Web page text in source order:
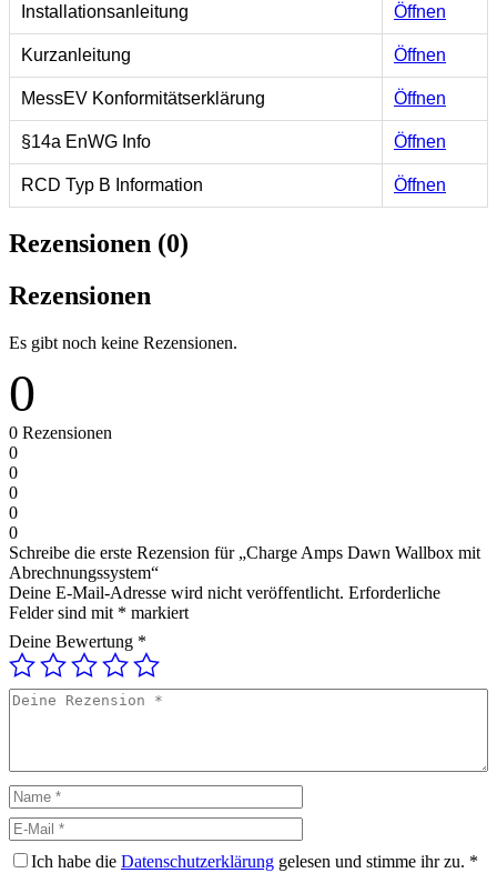
Installationsanleitung Öffnen
Kurzanleitung Öffnen
MessEV Konformitätserklärung Öffnen
§14a EnWG Info Öffnen
RCD Typ B Information Öffnen
Rezensionen (0)
Rezensionen
Es gibt noch keine Rezensionen.
0
0 Rezensionen
0
0
0
0
0
Schreibe die erste Rezension für „Charge Amps Dawn Wallbox mit
Abrechnungssystem“
Deine E-Mail-Adresse wird nicht veröffentlicht. Erforderliche
Felder sind mit * markiert
Deine Bewertung *
Deine
Name
E-
Mail
Ich habe die Datenschutzerklärung gelesen und stimme ihr zu. *